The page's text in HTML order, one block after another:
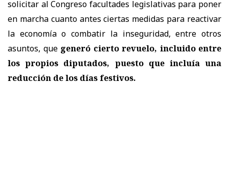
solicitar al Congreso facultades legislativas para poner
en marcha cuanto antes ciertas medidas para reactivar
la economía o combatir la inseguridad, entre otros
asuntos, que generó cierto revuelo, incluido entre
los propios diputados, puesto que incluía una
reducción de los días festivos.